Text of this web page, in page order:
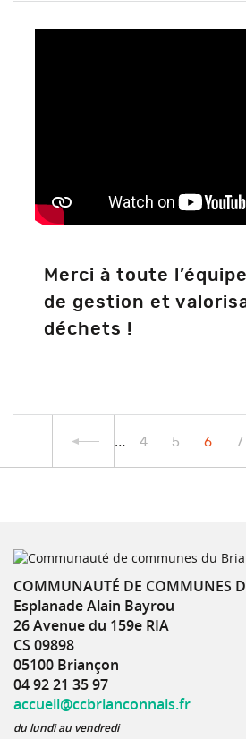
Merci à toute
de gestion et
déchets !
… 4 5 6 7
COMMUNAUTÉ DE COMMUNES
Esplanade Alain Bayrou
26 Avenue du 159e RIA
CS 09898
05100 Briançon
04 92 21 35 97
accueil@ccbrianconnais.fr
du lundi au vendredi